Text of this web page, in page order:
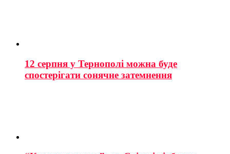
12 серпня у Тернополі можна буде
спостерігати сонячне затемнення